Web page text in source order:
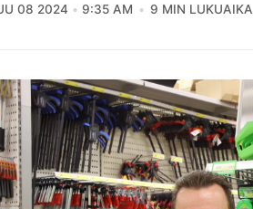
08 2024 9:35 AM 9 MIN LUKUAIKA